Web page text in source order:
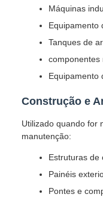
Máquinas
Equipamento
Tanques de
componentes
Equipamento
Construção e
Utilizado quando for
manutenção:
Estruturas de
Painéis
Pontes e